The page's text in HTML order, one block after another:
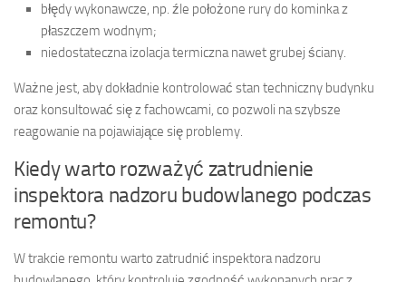
błędy wykonawcze, np. źle położone rury do kominka z
płaszczem wodnym;
niedostateczna izolacja termiczna nawet grubej ściany.
Ważne jest, aby dokładnie kontrolować stan techniczny budynku
oraz konsultować się z fachowcami, co pozwoli na szybsze
reagowanie na pojawiające się problemy.
Kiedy warto rozważyć zatrudnienie
inspektora nadzoru budowlanego podczas
remontu?
W trakcie remontu warto zatrudnić inspektora nadzoru